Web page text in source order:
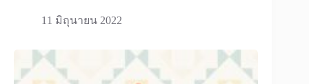
11 มิถุนายน 2022